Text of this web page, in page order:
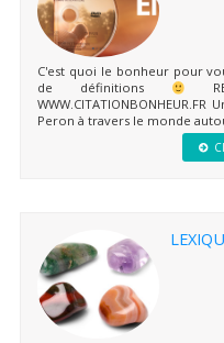
C'est quoi le bonheur pour
de définitions
Peron à travers le monde